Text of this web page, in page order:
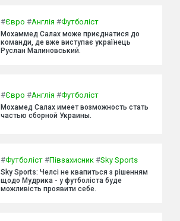
#Євро #Англія #Футболіст
Мохаммед Салах може приєднатися до
команди, де вже виступає українець
Руслан Малиновський.
#Євро #Англія #Футболіст
Мохамед Салах имеет возможность стать
частью сборной Украины.
#Футболіст #Півзахисник #Sky Sports
Sky Sports: Челсі не квапиться з рішенням
щодо Мудрика - у футболіста буде
можливість проявити себе.